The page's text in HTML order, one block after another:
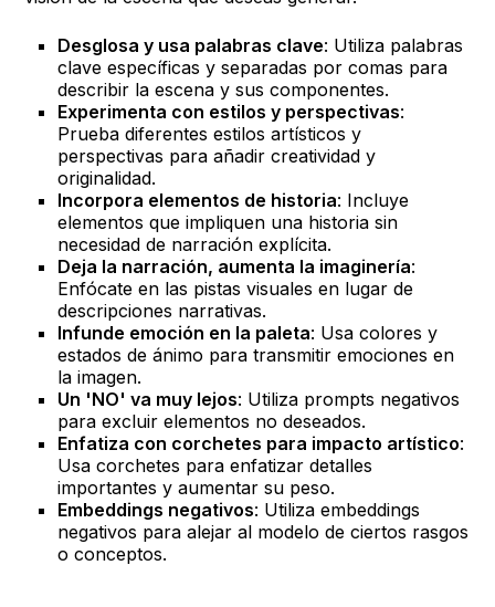
Desglosa y usa palabras clave: Utiliza palabras
clave específicas y separadas por comas para
describir la escena y sus componentes.
Experimenta con estilos y perspectivas:
Prueba diferentes estilos artísticos y
perspectivas para añadir creatividad y
originalidad.
Incorpora elementos de historia: Incluye
elementos que impliquen una historia sin
necesidad de narración explícita.
Deja la narración, aumenta la imaginería:
Enfócate en las pistas visuales en lugar de
descripciones narrativas.
Infunde emoción en la paleta: Usa colores y
estados de ánimo para transmitir emociones en
la imagen.
Un 'NO' va muy lejos: Utiliza prompts negativos
para excluir elementos no deseados.
Enfatiza con corchetes para impacto artístico:
Usa corchetes para enfatizar detalles
importantes y aumentar su peso.
Embeddings negativos: Utiliza embeddings
negativos para alejar al modelo de ciertos rasgos
o conceptos.